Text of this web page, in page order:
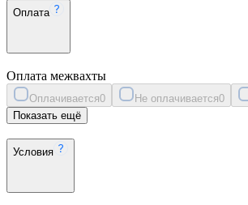
Оплата
Оплата межвахты
Оплачивается0 Не оплачивается0
Показать ещё
Условия